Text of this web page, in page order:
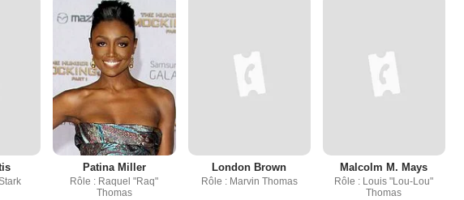
Patina Miller
Rôle : Raquel "Raq"
Thomas
London Brown
Rôle : Marvin Thomas
Malcolm M. Mays
Rôle : Louis "Lou-Lou"
Thomas